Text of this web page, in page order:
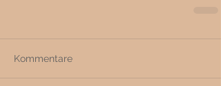
Kommentare